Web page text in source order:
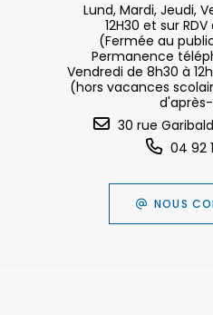
Lund, Mardi, Jeudi,
12H30 et sur RDV
(Fermée au
Permanence
Vendredi de 8h30 à
(hors vacances
30 rue
04 92
NOUS